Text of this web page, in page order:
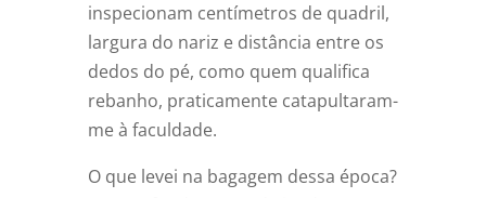
inspecionam centímetros de quadril,
largura do nariz e distância entre os
dedos do pé, como quem qualifica
rebanho, praticamente catapultaram-
me à faculdade.
O que levei na bagagem dessa época?